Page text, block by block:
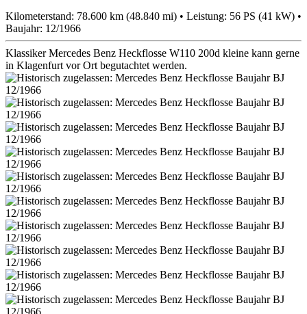
Kilometerstand: 78.600 km (48.840 mi) • Leistung: 56 PS (41 kW) •
Baujahr: 12/1966
Klassiker Mercedes Benz Heckflosse W110 200d kleine kann gerne
in Klagenfurt vor Ort begutachtet werden.